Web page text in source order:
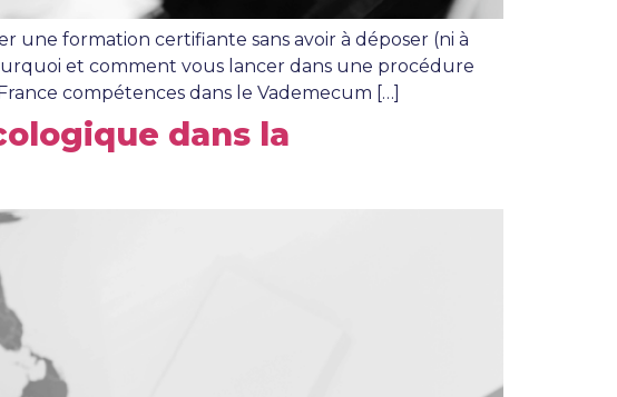
une formation certifiante sans avoir à déposer (ni à
et comment vous lancer dans une procédure
compétences dans le Vademecum […]
dans la